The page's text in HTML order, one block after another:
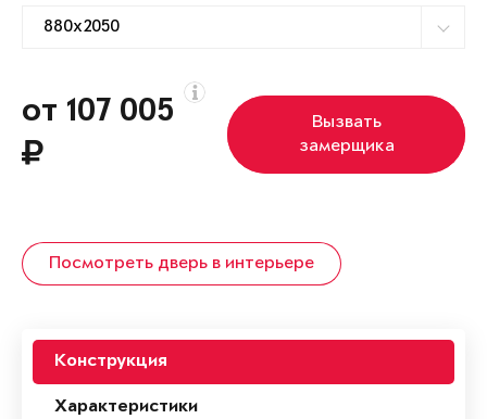
от 107 005
Вызвать
замерщика
Посмотреть дверь в интерьере
Конструкция
Характеристики